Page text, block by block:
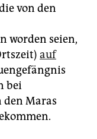
von den
worden seien,
auf
bei
den Maras